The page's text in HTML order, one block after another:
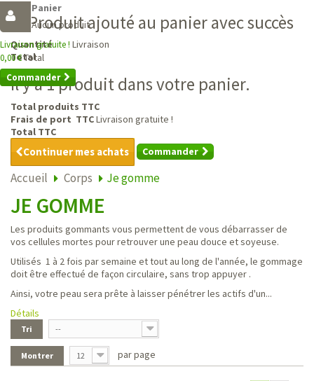
Panier
Aucun produit
Livraison gratuite ! Livraison
0,00 €Total
Commander
Produit ajouté au panier avec succès
Quantité
Total
Il y a 1 produit dans votre panier.
Total produits TTC
Frais de port TTCLivraison gratuite !
Total TTC
Continuer mes achats Commander
Accueil Corps Je gomme
JE GOMME
Les produits gommants vous permettent de vous débarrasser de
vos cellules mortes pour retrouver une peau douce et soyeuse.
Utilisés 1 à 2 fois par semaine et tout au long de l'année, le gommage
doit être effectué de façon circulaire, sans trop appuyer .
Ainsi, votre peau sera prête à laisser pénétrer les actifs d'un...
Détails
Tri --
Montrer 12 par page